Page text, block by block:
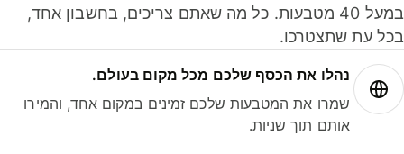
במעל 40 מטבעות. כל מה שאתם צריכים, בחשבון אחד,
עת שתצטרכו.
נהלו את הכסף שלכם מכל מקום בעולם.
שמרו את המטבעות שלכם זמינים במקום אחד, והמירו
אותם תוך שניות.